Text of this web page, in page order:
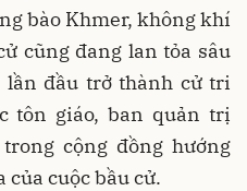
bào Khmer, không khí
cũng đang lan tỏa sâu
đầu trở thành cử tri
tôn giáo, ban quản trị
cộng đồng hướng
cuộc bầu cử.